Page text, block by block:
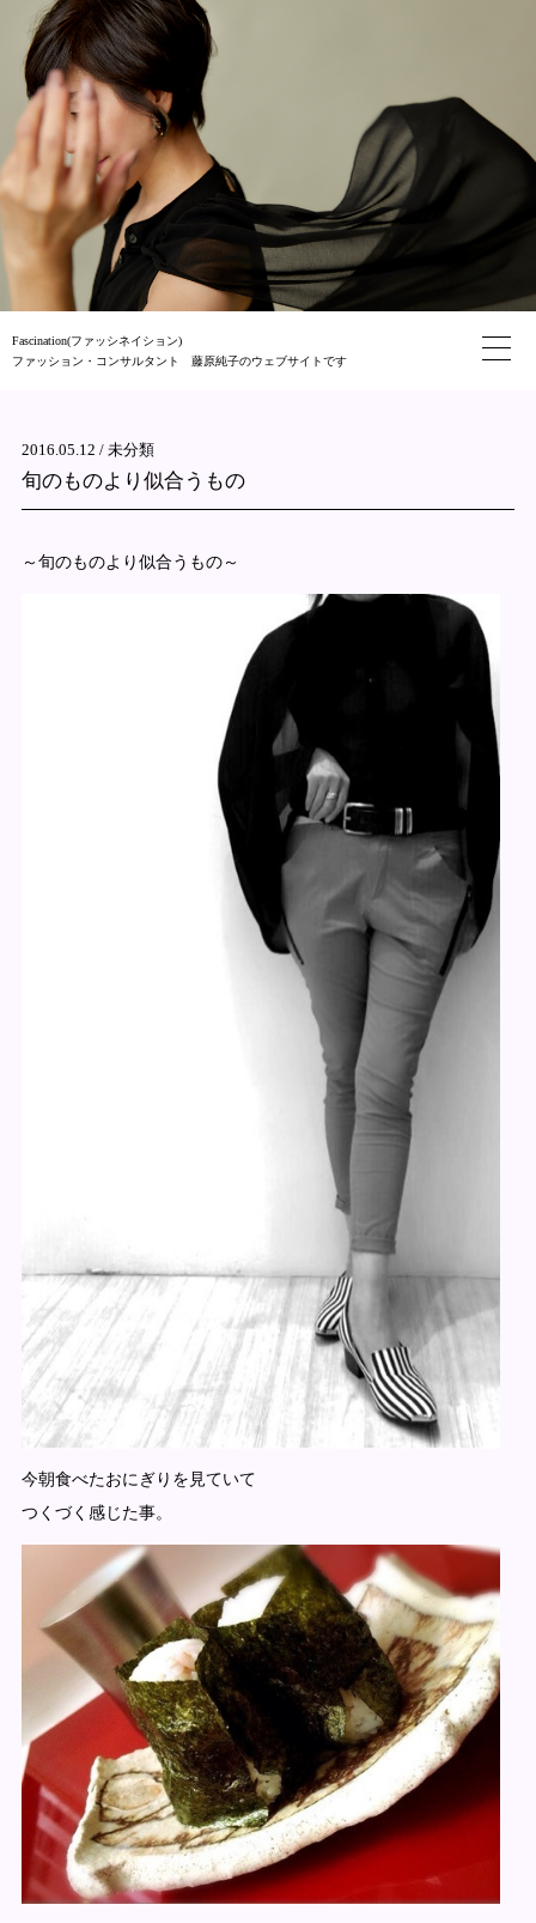
Fascination(ファッシネイション)
ファッション・コンサルタント 藤原純子のウェブサイトです
2016.05.12 / 未分類
旬のものより似合うもの
～旬のものより似合うもの～
今朝食べたおにぎりを見ていて
つくづく感じた事。